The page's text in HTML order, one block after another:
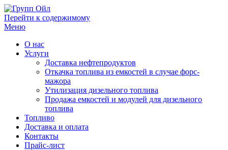
Групп Ойл
Топливное обеспечение
Перейти к содержимому
Меню
О нас
Услуги
Доставка нефтепродуктов
Откачка топлива из емкостей в случае форс-
мажора
Утилизация дизельного топлива
Продажа емкостей и модулей для дизельного
топлива
Топливо
Доставка и оплата
Контакты
Прайс-лист